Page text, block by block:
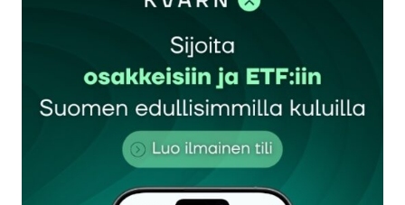
Sähköpostiosoitettasi ei julkaista.Pakolliset
kentät on merkitty*